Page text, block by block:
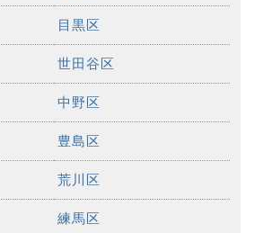
目黒区
世田谷区
中野区
豊島区
荒川区
練馬区